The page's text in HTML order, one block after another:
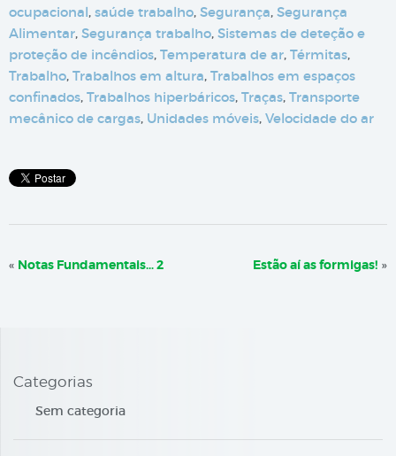
ocupacional, saúde trabalho, Segurança, Segurança
Alimentar, Segurança trabalho, Sistemas de deteção e
proteção de incêndios, Temperatura de ar, Térmitas,
Trabalho, Trabalhos em altura, Trabalhos em espaços
confinados, Trabalhos hiperbáricos, Traças, Transporte
mecânico de cargas, Unidades móveis, Velocidade do ar
« Notas Fundamentais… 2 Estão aí as formigas! »
Categorias
Sem categoria